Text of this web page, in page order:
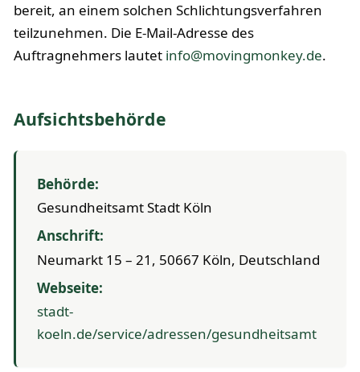
bereit, an einem solchen Schlichtungsverfahren
teilzunehmen. Die E-Mail-Adresse des
Auftragnehmers lautet info@movingmonkey.de.
Aufsichtsbehörde
Behörde:
Gesundheitsamt Stadt Köln
Anschrift:
Neumarkt 15 – 21, 50667 Köln, Deutschland
Webseite:
stadt-
koeln.de/service/adressen/gesundheitsamt